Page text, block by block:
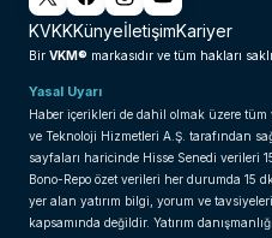
KVKKKünyeİletişimKariyer
Bir VKM® markasıdır ve tüm hakları
Yasal Uyarı
Haber içerikleri de dahil olmak üzere tüm
ve Teknoloji Hizmetleri A.Ş. tarafından
sayfaları haricinde Hisse Senedi verileri
Bono-Repo özet verileri her durumda 15
yer alan yatırım bilgi, yorum ve tavsiyeleri
kapsamında değildir. Yatırım